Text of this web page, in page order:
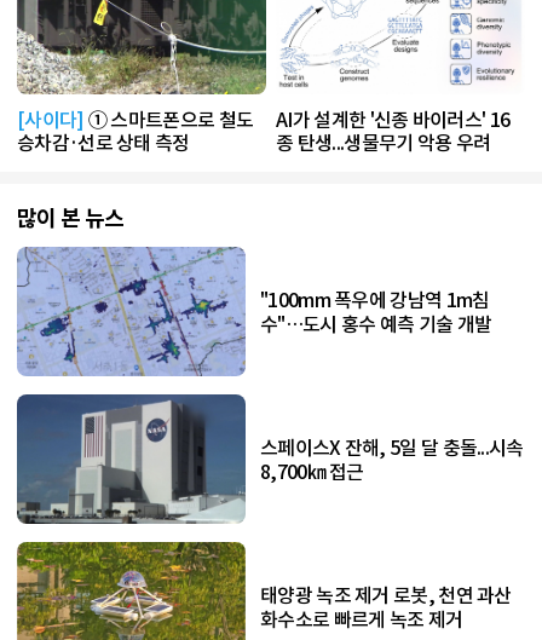
[사이다] ① 스마트폰으로 철도
승차감·선로 상태 측정
AI가 설계한 '신종 바이러스' 16
종 탄생...생물무기 악용 우려
많이 본 뉴스
"100mm 폭우에 강남역 1m침
수"…도시 홍수 예측 기술 개발
스페이스X 잔해, 5일 달 충돌...시속
8,700㎞ 접근
태양광 녹조 제거 로봇, 천연 과산
화수소로 빠르게 녹조 제거